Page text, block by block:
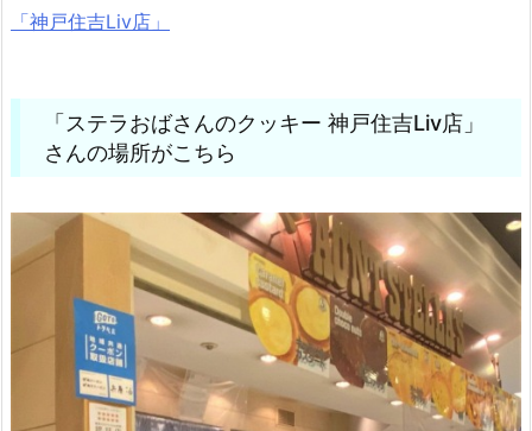
「神戸住吉Liv店」
「ステラおばさんのクッキー 神戸住吉Liv店」
さんの場所がこちら